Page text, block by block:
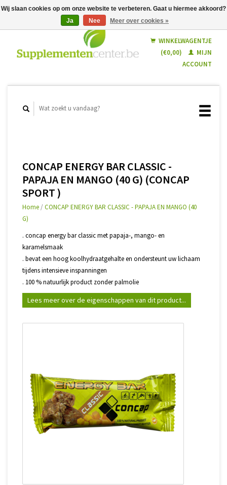
Nederlands
WINKELWAGENTJE
(€0,00)
MIJN
ACCOUNT
CONCAP ENERGY BAR CLASSIC -
PAPAJA EN MANGO (40 G) (CONCAP
SPORT )
Home /CONCAP ENERGY BAR CLASSIC - PAPAJA EN MANGO (40
G)
. concap energy bar classic met papaja-, mango- en
karamelsmaak
. bevat een hoog koolhydraatgehalte en ondersteunt uw lichaam
tijdens intensieve inspanningen
. 100 % natuurlijk product zonder palmolie
Lees meer over de eigenschappen van dit product...
Wij slaan cookies op om onze website te verbeteren. Gaat u hiermee akkoord?
Ja
Nee Meer over cookies »